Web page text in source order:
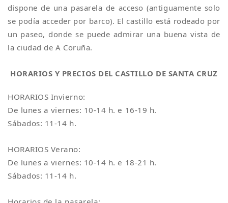
dispone de una pasarela de acceso (antiguamente solo
se podía acceder por barco). El castillo está rodeado por
un paseo, donde se puede admirar una buena vista de
la ciudad de A Coruña.
HORARIOS Y PRECIOS DEL CASTILLO DE SANTA CRUZ
HORARIOS Invierno:
De lunes a viernes: 10-14 h. e 16-19 h.
Sábados: 11-14 h.
HORARIOS Verano:
De lunes a viernes: 10-14 h. e 18-21 h.
Sábados: 11-14 h.